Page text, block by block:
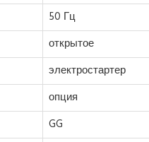
50 Гц
открытое
электростартер
опция
GG